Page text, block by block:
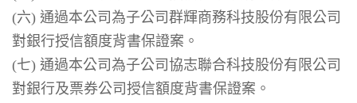
(六) 通過本公司為子公司群輝商務科技股份有限公司
對銀行授信額度背書保證案。
(七) 通過本公司為子公司協志聯合科技股份有限公司
對銀行及票券公司授信額度背書保證案。